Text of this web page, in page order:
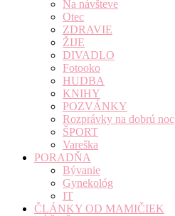
Na návšteve
Otec
ZDRAVIE
ŽIJE
DIVADLO
Fotooko
HUDBA
KNIHY
POZVÁNKY
Rozprávky na dobrú noc
ŠPORT
Vareška
PORADŇA
Bývanie
Gynekológ
IT
ČLÁNKY OD MAMIČIEK